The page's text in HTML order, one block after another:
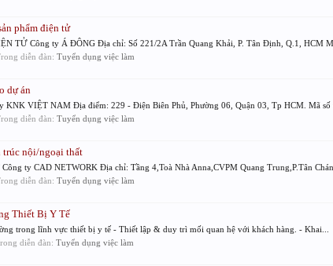
phẩm điện tử
TỬ Công ty Á ĐÔNG Địa chỉ: Số 221/2A Trần Quang Khải, P. Tân Định, Q.1, HCM
diễn đàn: Tuyển dụng việc làm
dự án
VIỆT NAM Địa điểm: 229 - Điện Biên Phủ, Phường 06, Quận 03, Tp HCM. Mã số
diễn đàn: Tuyển dụng việc làm
trúc nội/ngoại thất
ty CAD NETWORK Địa chỉ: Tầng 4,Toà Nhà Anna,CVPM Quang Trung,P.Tân
diễn đàn: Tuyển dụng việc làm
Thiết Bị Y Tế
trong lĩnh vực thiết bị y tế - Thiết lập & duy trì mối quan hệ với khách hàng. - Khai...
diễn đàn: Tuyển dụng việc làm